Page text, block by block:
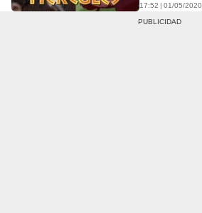
17:52 | 01/05/2020